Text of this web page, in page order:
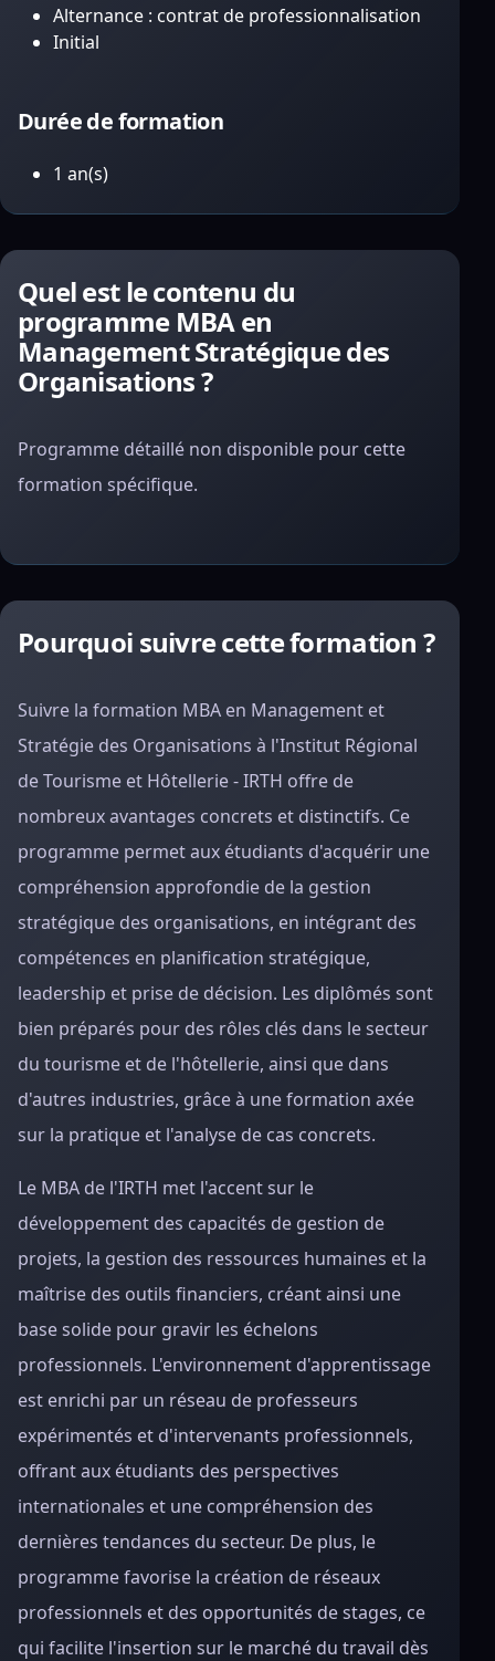
Alternance : contrat de professionnalisation
Initial
Durée de formation
1 an(s)
Quel est le contenu du
programme MBA en
Management Stratégique des
Organisations ?
Programme détaillé non disponible pour cette
formation spécifique.
Pourquoi suivre cette formation ?
Suivre la formation MBA en Management et
Stratégie des Organisations à l'Institut Régional
de Tourisme et Hôtellerie - IRTH offre de
nombreux avantages concrets et distinctifs. Ce
programme permet aux étudiants d'acquérir une
compréhension approfondie de la gestion
stratégique des organisations, en intégrant des
compétences en planification stratégique,
leadership et prise de décision. Les diplômés sont
bien préparés pour des rôles clés dans le secteur
du tourisme et de l'hôtellerie, ainsi que dans
d'autres industries, grâce à une formation axée
sur la pratique et l'analyse de cas concrets.
Le MBA de l'IRTH met l'accent sur le
développement des capacités de gestion de
projets, la gestion des ressources humaines et la
maîtrise des outils financiers, créant ainsi une
base solide pour gravir les échelons
professionnels. L'environnement d'apprentissage
est enrichi par un réseau de professeurs
expérimentés et d'intervenants professionnels,
offrant aux étudiants des perspectives
internationales et une compréhension des
dernières tendances du secteur. De plus, le
programme favorise la création de réseaux
professionnels et des opportunités de stages, ce
qui facilite l'insertion sur le marché du travail dès